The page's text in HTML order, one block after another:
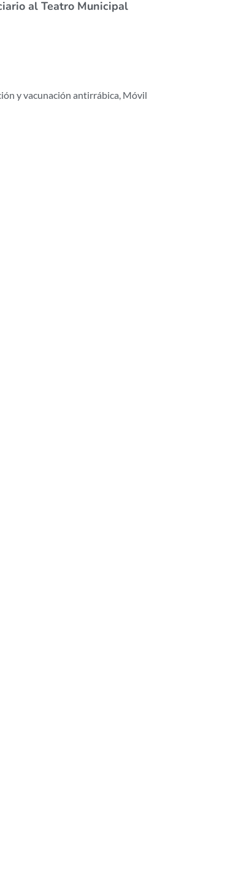
al Teatro Municipal
y vacunación antirrábica, Móvil